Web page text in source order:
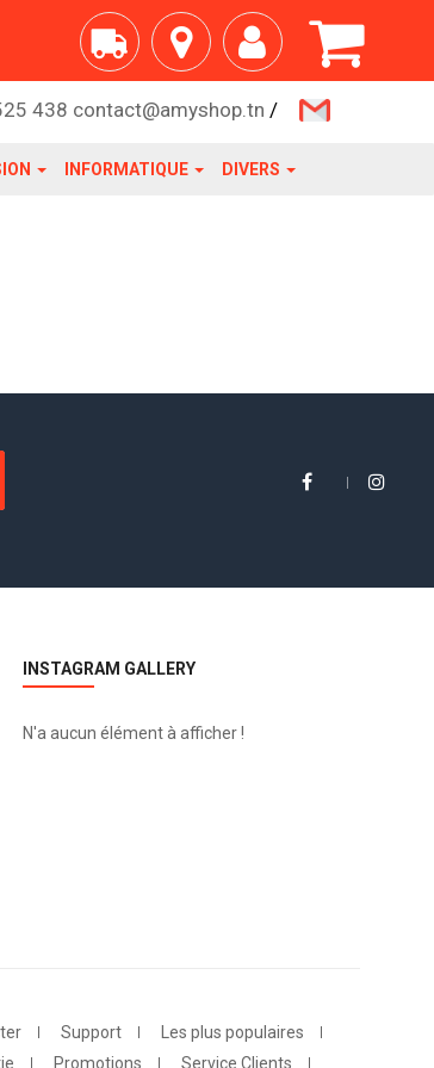
438 contact@amyshop.tn /
INFORMATIQUE DIVERS
INSTAGRAM GALLERY
N'a aucun élément à afficher !
Support
Les plus populaires
Promotions Service Clients